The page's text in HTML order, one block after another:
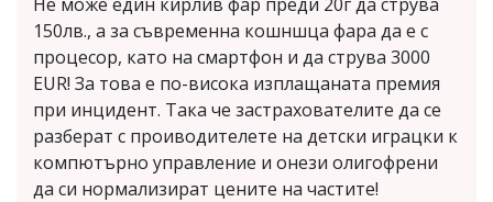
150лв., а за съвременна кошншца фара да е с
процесор, като на смартфон и да струва 3000
EUR! За това е по-висока изплащаната премия
при инцидент. Така че застрахователите да се
разберат с проиводителете на детски играцки к
компютърно управление и онези олигофрени
да си нормализират цените на частите!